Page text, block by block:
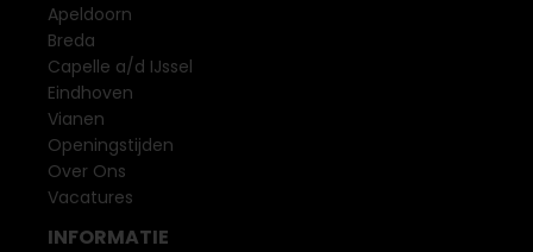
Apeldoorn
Breda
Capelle a/d IJssel
Eindhoven
Vianen
Openingstijden
Over Ons
Vacatures
INFORMATIE